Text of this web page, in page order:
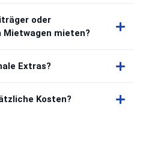
oder
mieten?
Extras?
Kosten?